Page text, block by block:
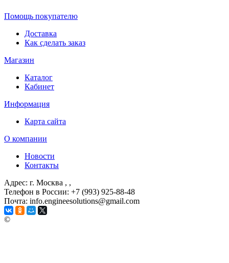
Помощь покупателю
Доставка
Как сделать заказ
Магазин
Каталог
Кабинет
Информация
Карта сайта
О компании
Новости
Контакты
Адрес: г. Москва , ,
Телефон в России: +7 (993) 925-88-48
Почта: info.engineesolutions@gmail.com
©